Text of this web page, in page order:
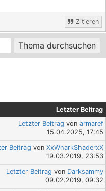
Zitieren
Letzter Beitrag
Letzter Beitrag von armaref
15.04.2025, 17:45
Beitrag von XxWharkShaderxX
19.03.2019, 23:53
Letzter Beitrag von Darksammy
09.02.2019, 09:32